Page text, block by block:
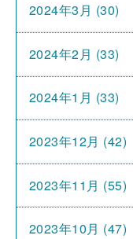
2024年3月 (30)
2024年2月 (33)
2024年1月 (33)
2023年12月 (42)
2023年11月 (55)
2023年10月 (47)